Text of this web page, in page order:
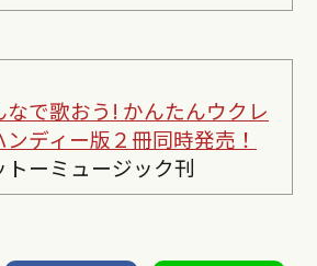
なで歌おう! かんたんウクレ
ンディー版２冊同時発売！
トーミュージック刊